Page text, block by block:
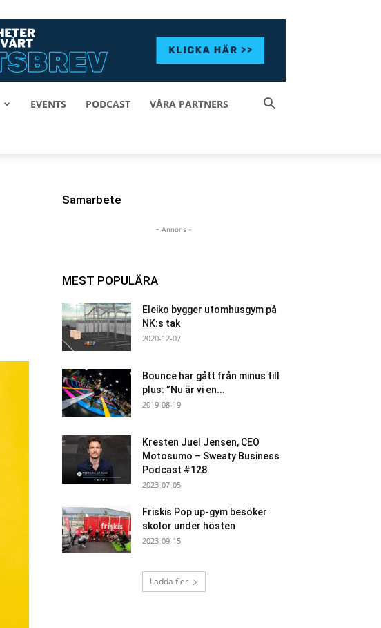
EVENTS PODCAST VÅRA PARTNERS
Samarbete
- Annons -
MEST POPULÄRA
Eleiko bygger utomhusgym på
NK:s tak
2020-12-07
Bounce har gått från minus till
plus: ”Nu är vi en...
2019-08-19
Kresten Juel Jensen, CEO
Motosumo – Sweaty Business
Podcast #128
2023-07-05
Friskis Pop up-gym besöker
skolor under hösten
2023-09-15
Ladda fler